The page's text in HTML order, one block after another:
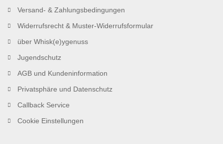
Versand- & Zahlungsbedingungen
Widerrufsrecht & Muster-Widerrufsformular
über Whisk(e)ygenuss
Jugendschutz
AGB und Kundeninformation
Privatsphäre und Datenschutz
Callback Service
Cookie Einstellungen